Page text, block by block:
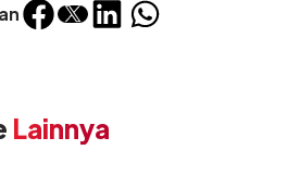
Lainnya